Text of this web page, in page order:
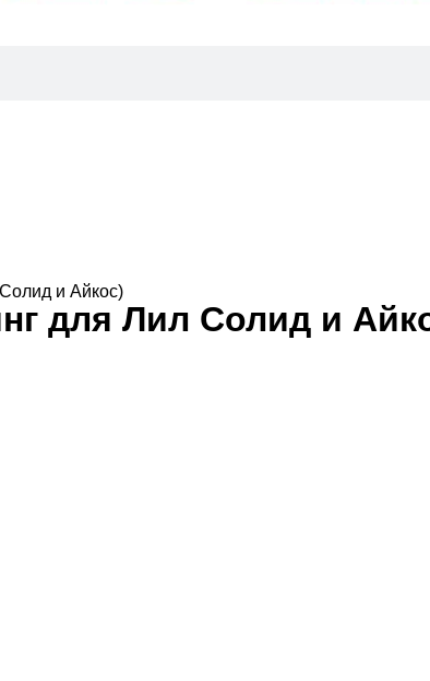
и Айкос)
для Лил Солид и